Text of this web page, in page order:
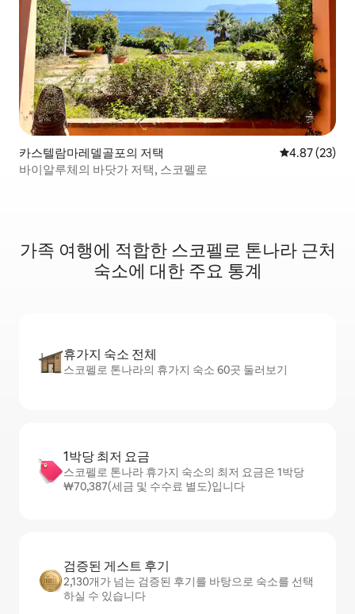
카스텔람마레델골포의 저택 평점 4.87점(5
4.87 (23)
바이알루체의 바닷가 저택, 스코펠로
가족 여행에 적합한 스코펠로 톤나라 근처
숙소에 대한 주요 통계
휴가지 숙소 전체
스코펠로 톤나라의 휴가지 숙소 60곳 둘러보기
1박당 최저 요금
스코펠로 톤나라 휴가지 숙소의 최저 요금은 1박당
₩70,387(세금 및 수수료 별도)입니다
검증된 게스트 후기
2,130개가 넘는 검증된 후기를 바탕으로 숙소를 선택
하실 수 있습니다